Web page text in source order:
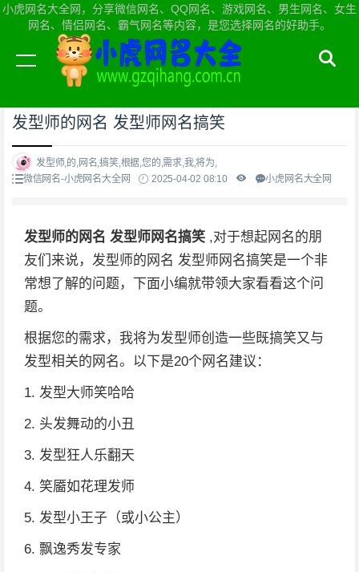
小虎网名大全网，分享微信网名、QQ网名、游戏网名、男生网名、女生
网名、情侣网名、霸气网名等内容，是您选择网名的好助手。
当前位置：小虎网名大全网首页>微信网名
发型师的网名 发型师网名搞笑
发型师,的,网名,搞笑,根据,您的,需求,我,将为,
微信网名-小虎网名大全网
2025-04-02 08:10 小虎网名大全网
发型师的网名 发型师网名搞笑 ,对于想起网名的朋
友们来说，发型师的网名 发型师网名搞笑是一个非
常想了解的问题，下面小编就带领大家看看这个问
题。
根据您的需求，我将为发型师创造一些既搞笑又与
发型相关的网名。以下是20个网名建议：
1. 发型大师笑哈哈
2. 头发舞动的小丑
3. 发型狂人乐翻天
4. 笑靥如花理发师
5. 发型小王子（或小公主）
6. 飘逸秀发专家